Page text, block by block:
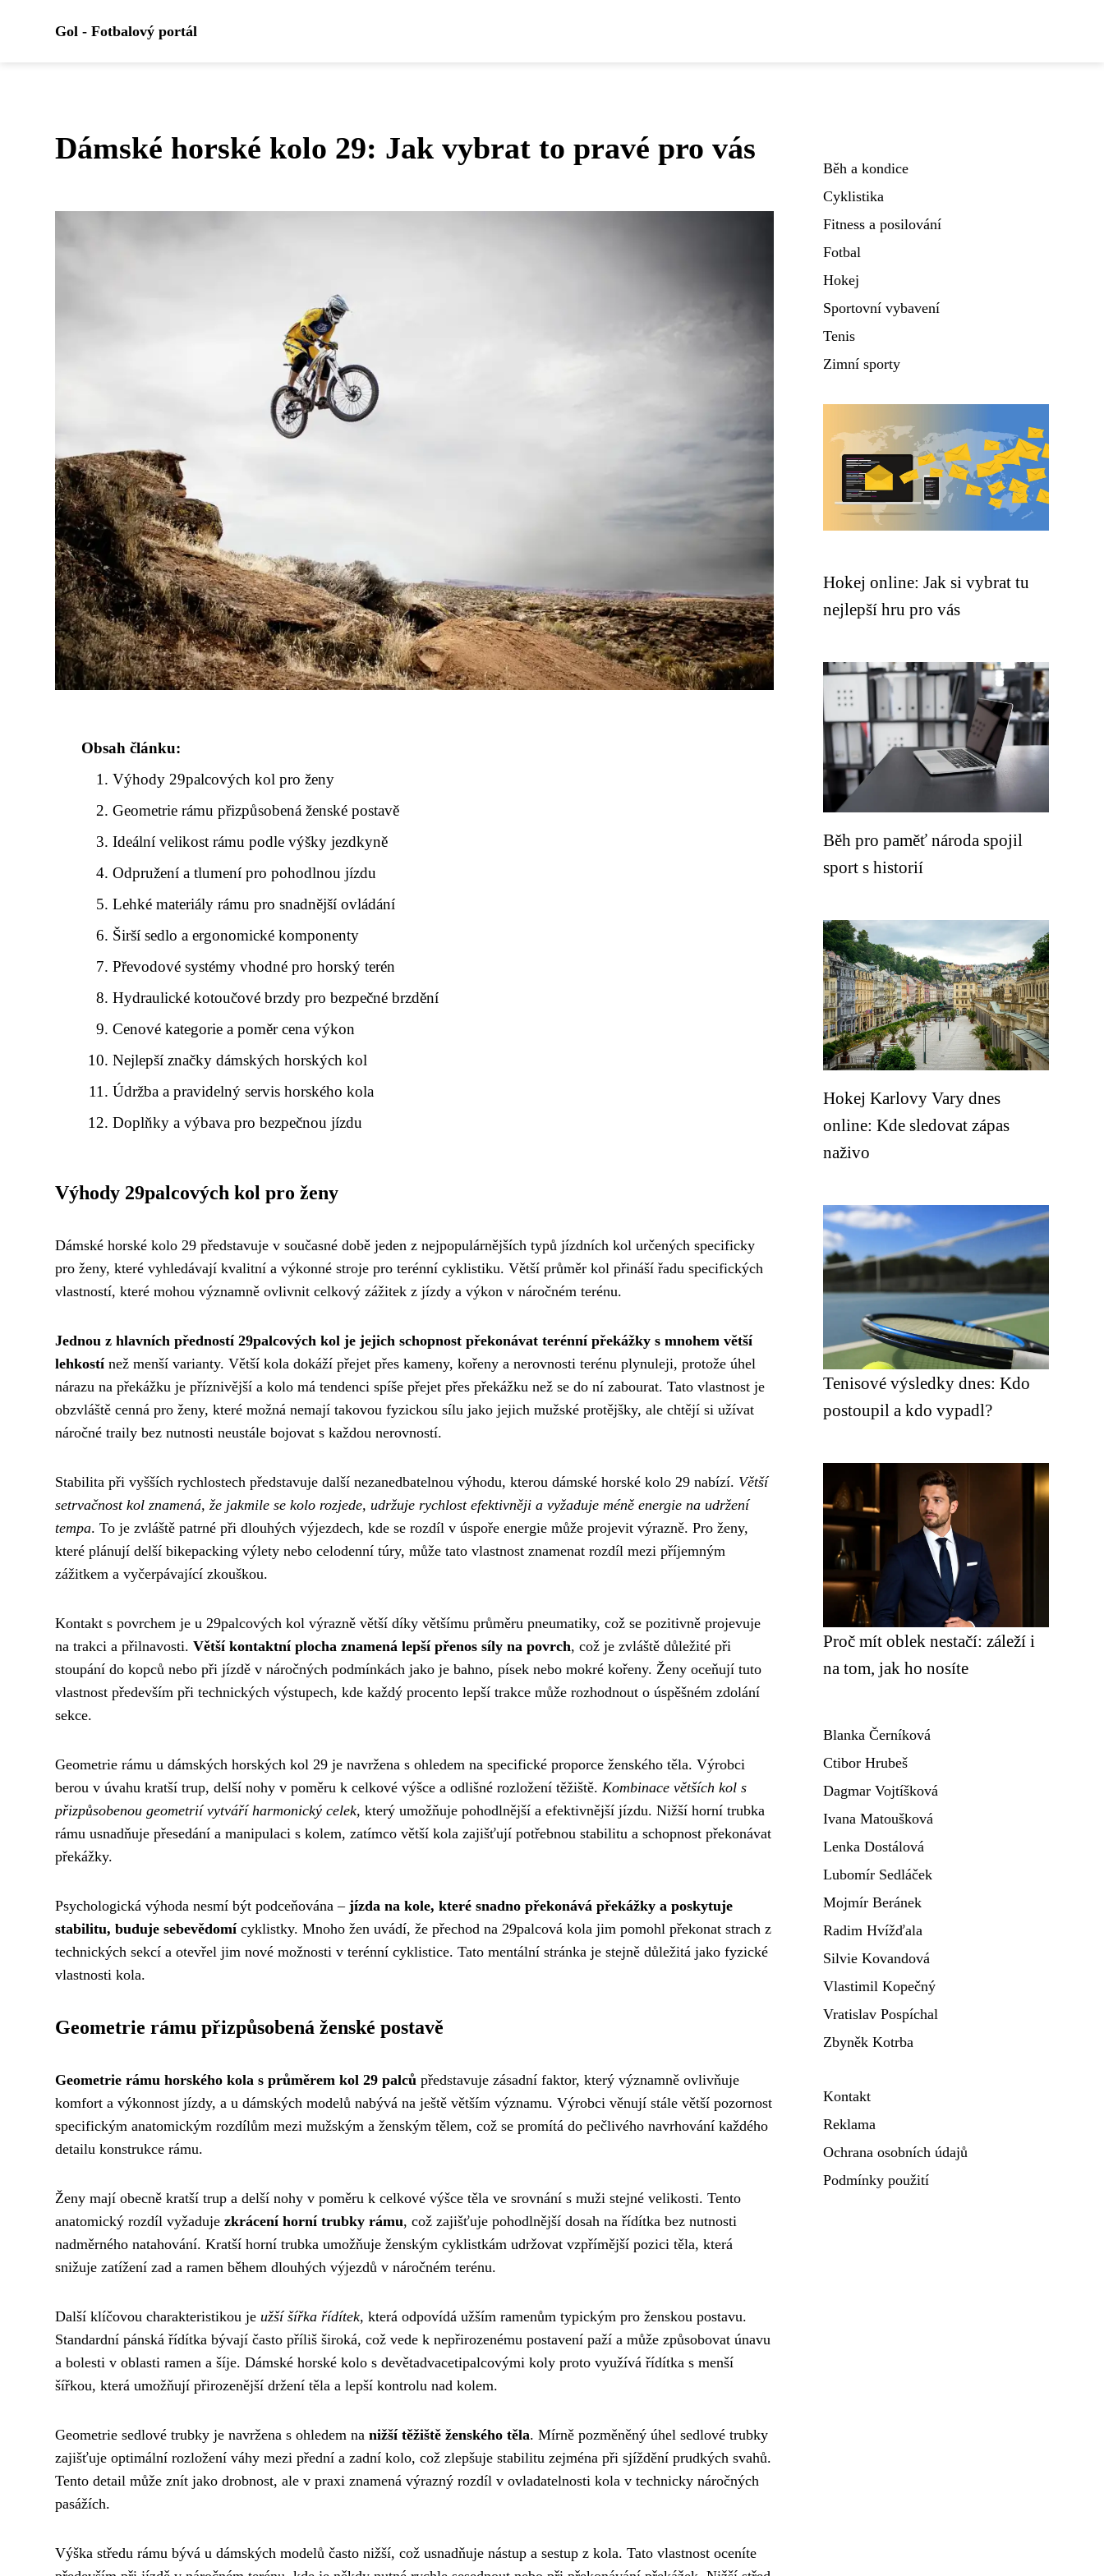
Gol - Fotbalový portál
Dámské horské kolo 29: Jak vybrat to pravé pro vás
Obsah článku:
Výhody 29palcových kol pro ženy
Geometrie rámu přizpůsobená ženské postavě
Ideální velikost rámu podle výšky jezdkyně
Odpružení a tlumení pro pohodlnou jízdu
Lehké materiály rámu pro snadnější ovládání
Širší sedlo a ergonomické komponenty
Převodové systémy vhodné pro horský terén
Hydraulické kotoučové brzdy pro bezpečné brzdění
Cenové kategorie a poměr cena výkon
Nejlepší značky dámských horských kol
Údržba a pravidelný servis horského kola
Doplňky a výbava pro bezpečnou jízdu
Výhody 29palcových kol pro ženy
Dámské horské kolo 29 představuje v současné době jeden z nejpopulárnějších typů jízdních kol určených specificky
pro ženy, které vyhledávají kvalitní a výkonné stroje pro terénní cyklistiku. Větší průměr kol přináší řadu specifických
vlastností, které mohou významně ovlivnit celkový zážitek z jízdy a výkon v náročném terénu.
Jednou z hlavních předností 29palcových kol je jejich schopnost překonávat terénní překážky s mnohem větší
lehkostínež menší varianty. Větší kola dokáží přejet přes kameny, kořeny a nerovnosti terénu plynuleji, protože úhel
nárazu na překážku je příznivější a kolo má tendenci spíše přejet přes překážku než se do ní zabourat. Tato vlastnost je
obzvláště cenná pro ženy, které možná nemají takovou fyzickou sílu jako jejich mužské protějšky, ale chtějí si užívat
náročné traily bez nutnosti neustále bojovat s každou nerovností.
Stabilita při vyšších rychlostech představuje další nezanedbatelnou výhodu, kterou dámské horské kolo 29 nabízí. Větší
setrvačnost kol znamená, že jakmile se kolo rozjede, udržuje rychlost efektivněji a vyžaduje méně energie na udržení
tempa. To je zvláště patrné při dlouhých výjezdech, kde se rozdíl v úspoře energie může projevit výrazně. Pro ženy,
které plánují delší bikepacking výlety nebo celodenní túry, může tato vlastnost znamenat rozdíl mezi příjemným
zážitkem a vyčerpávající zkouškou.
Kontakt s povrchem je u 29palcových kol výrazně větší díky většímu průměru pneumatiky, což se pozitivně projevuje
na trakci a přilnavosti. Větší kontaktní plocha znamená lepší přenos síly na povrch, což je zvláště důležité při
stoupání do kopců nebo při jízdě v náročných podmínkách jako je bahno, písek nebo mokré kořeny. Ženy oceňují tuto
vlastnost především při technických výstupech, kde každý procento lepší trakce může rozhodnout o úspěšném zdolání
sekce.
Geometrie rámu u dámských horských kol 29 je navržena s ohledem na specifické proporce ženského těla. Výrobci
berou v úvahu kratší trup, delší nohy v poměru k celkové výšce a odlišné rozložení těžiště. Kombinace větších kol s
přizpůsobenou geometrií vytváří harmonický celek, který umožňuje pohodlnější a efektivnější jízdu. Nižší horní trubka
rámu usnadňuje přesedání a manipulaci s kolem, zatímco větší kola zajišťují potřebnou stabilitu a schopnost překonávat
překážky.
Psychologická výhoda nesmí být podceňována – jízda na kole, které snadno překonává překážky a poskytuje
stabilitu, buduje sebevědomícyklistky. Mnoho žen uvádí, že přechod na 29palcová kola jim pomohl překonat strach z
technických sekcí a otevřel jim nové možnosti v terénní cyklistice. Tato mentální stránka je stejně důležitá jako fyzické
vlastnosti kola.
Geometrie rámu přizpůsobená ženské postavě
Geometrie rámu horského kola s průměrem kol 29 palců představuje zásadní faktor, který významně ovlivňuje
komfort a výkonnost jízdy, a u dámských modelů nabývá na ještě větším významu. Výrobci věnují stále větší pozornost
specifickým anatomickým rozdílům mezi mužským a ženským tělem, což se promítá do pečlivého navrhování každého
detailu konstrukce rámu.
Ženy mají obecně kratší trup a delší nohy v poměru k celkové výšce těla ve srovnání s muži stejné velikosti. Tento
anatomický rozdíl vyžaduje zkrácení horní trubky rámu, což zajišťuje pohodlnější dosah na řídítka bez nutnosti
nadměrného natahování. Kratší horní trubka umožňuje ženským cyklistkám udržovat vzpřímější pozici těla, která
snižuje zatížení zad a ramen během dlouhých výjezdů v náročném terénu.
Další klíčovou charakteristikou je užší šířka řídítek, která odpovídá užším ramenům typickým pro ženskou postavu.
Standardní pánská řídítka bývají často příliš široká, což vede k nepřirozenému postavení paží a může způsobovat únavu
a bolesti v oblasti ramen a šíje. Dámské horské kolo s devětadvacetipalcovými koly proto využívá řídítka s menší
šířkou, která umožňují přirozenější držení těla a lepší kontrolu nad kolem.
Geometrie sedlové trubky je navržena s ohledem na nižší těžiště ženského těla. Mírně pozměněný úhel sedlové trubky
zajišťuje optimální rozložení váhy mezi přední a zadní kolo, což zlepšuje stabilitu zejména při sjíždění prudkých svahů.
Tento detail může znít jako drobnost, ale v praxi znamená výrazný rozdíl v ovladatelnosti kola v technicky náročných
pasážích.
Výška středu rámu bývá u dámských modelů často nižší, což usnadňuje nástup a sestup z kola. Tato vlastnost oceníte
Běh a kondice
Cyklistika
Fitness a posilování
Fotbal
Hokej
Sportovní vybavení
Tenis
Zimní sporty
Hokej online: Jak si vybrat tu
nejlepší hru pro vás
Běh pro paměť národa spojil
sport s historií
Hokej Karlovy Vary dnes
online: Kde sledovat zápas
naživo
Tenisové výsledky dnes: Kdo
postoupil a kdo vypadl?
Proč mít oblek nestačí: záleží i
na tom, jak ho nosíte
Blanka Černíková
Ctibor Hrubeš
Dagmar Vojtíšková
Ivana Matoušková
Lenka Dostálová
Lubomír Sedláček
Mojmír Beránek
Radim Hvížďala
Silvie Kovandová
Vlastimil Kopečný
Vratislav Pospíchal
Zbyněk Kotrba
Kontakt
Reklama
Ochrana osobních údajů
Podmínky použití